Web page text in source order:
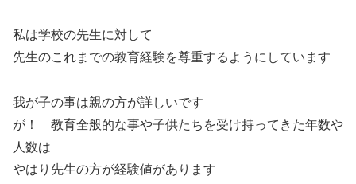
私は学校の先生に対して
先生のこれまでの教育経験を尊重するようにしています
我が子の事は親の方が詳しいです
が！ 教育全般的な事や子供たちを受け持ってきた年数や
人数は
やはり先生の方が経験値があります